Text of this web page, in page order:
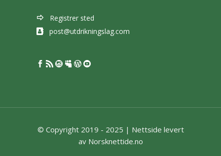
Registrer sted
post@utdrikningslag.com
© Copyright 2019 - 2025 | Nettside levert
av Norsknettide.no